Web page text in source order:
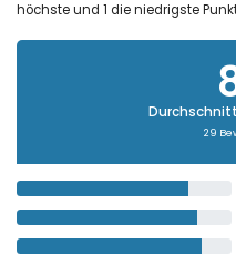
höchste und 1 die niedrigste
29